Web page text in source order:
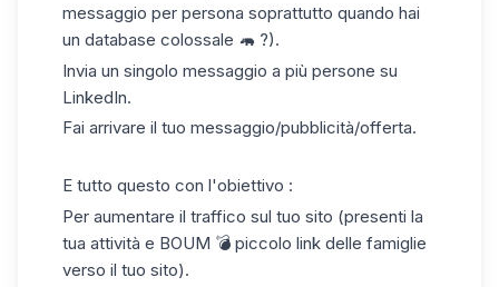
messaggio per persona soprattutto quando hai
un database colossale 🦛 ?).
Invia un singolo messaggio a più persone su
LinkedIn.
Fai arrivare il tuo messaggio/pubblicità/offerta.
E tutto questo con l'obiettivo :
Per aumentare il traffico sul tuo sito (presenti la
tua attività e BOUM 💣 piccolo link delle famiglie
verso il tuo sito).